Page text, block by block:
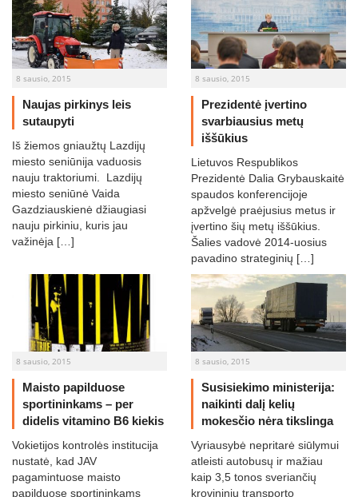
8 sausio, 2015
Naujas pirkinys leis
sutaupyti
Iš žiemos gniaužtų Lazdijų
miesto seniūnija vaduosis
nauju traktoriumi. Lazdijų
miesto seniūnė Vaida
Gazdziauskienė džiaugiasi
nauju pirkiniu, kuris jau
važinėja […]
8 sausio, 2015
Prezidentė įvertino
svarbiausius metų
iššūkius
Lietuvos Respublikos
Prezidentė Dalia Grybauskaitė
spaudos konferencijoje
apžvelgė praėjusius metus ir
įvertino šių metų iššūkius.
Šalies vadovė 2014-uosius
pavadino strateginių […]
8 sausio, 2015
Maisto papilduose
sportininkams – per
didelis vitamino B6 kiekis
Vokietijos kontrolės institucija
nustatė, kad JAV
pagamintuose maisto
papilduose sportininkams
8 sausio, 2015
Susisiekimo ministerija:
naikinti dalį kelių
mokesčio nėra tikslinga
Vyriausybė nepritarė siūlymui
atleisti autobusų ir mažiau
kaip 3,5 tonos sveriančių
krovininių transporto